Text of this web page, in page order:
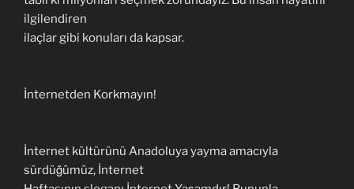
ilgilendiren
ilaçlar gibi konuları da kapsar.
İnternetden Korkmayın!
İnternet kültürünü Anadoluya yayma amacıyla
sürdüğümüz, İnternet